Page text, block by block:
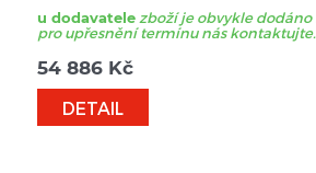
u dodavatele zboží je obvykle dodáno
pro upřesnění termínu nás kontaktujte.
54 886 Kč
DETAIL